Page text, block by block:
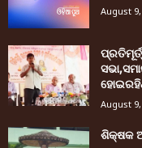
August
August
ଶିକ୍ଷକ